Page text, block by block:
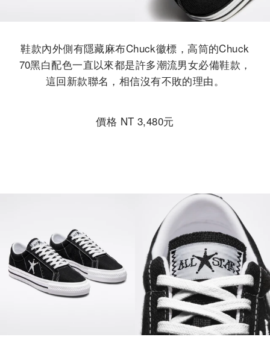
鞋款內外側有隱藏麻布Chuck徽標，高筒的Chuck
70黑白配色一直以來都是許多潮流男女必備鞋款，
這回新款聯名，相信沒有不敗的理由。
價格 NT 3,480元